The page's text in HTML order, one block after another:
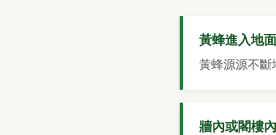
黃蜂進入地
黃蜂源源不斷
牆內或閣樓